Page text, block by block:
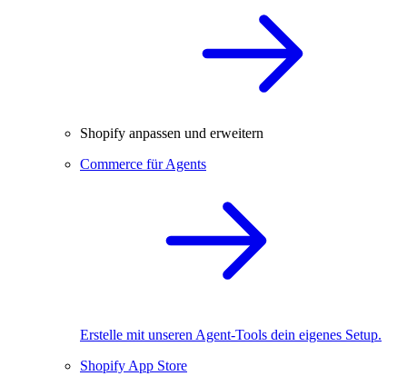
Shopify anpassen und erweitern
Commerce für Agents
Erstelle mit unseren Agent-Tools dein eigenes Setup.
Shopify App Store